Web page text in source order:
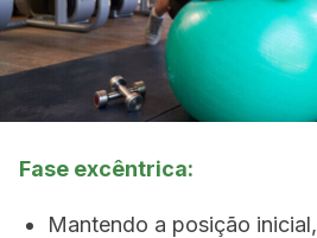
Fase excêntrica:
Mantendo a posição inicial,